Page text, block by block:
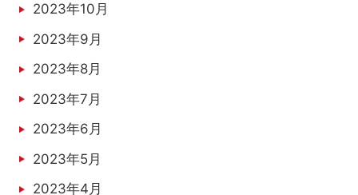
2023年10月
2023年9月
2023年8月
2023年7月
2023年6月
2023年5月
2023年4月